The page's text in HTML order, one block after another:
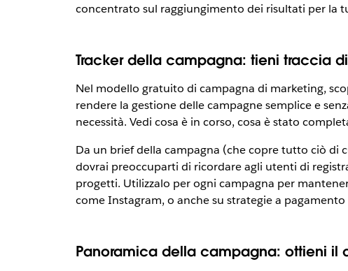
concentrato sul raggiungimento dei risultati per la
Tracker della campagna: tieni traccia
Nel modello gratuito di campagna di marketing,
rendere la gestione delle campagne semplice e
necessità. Vedi cosa è in corso, cosa è stato
Da un brief della campagna (che copre tutto ciò
dovrai preoccuparti di ricordare agli utenti di
progetti. Utilizzalo per ogni campagna per
come Instagram, o anche su strategie a pagamento
Panoramica della campagna: ottieni il